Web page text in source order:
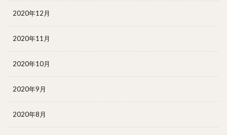
2020年12月
2020年11月
2020年10月
2020年9月
2020年8月